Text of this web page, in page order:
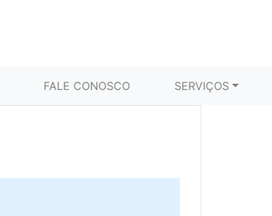
FALE CONOSCO SERVIÇOS